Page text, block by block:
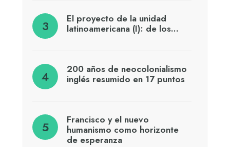
El proyecto de la unidad
latinoamericana (I): de los…
200 años de neocolonialismo
inglés resumido en 17 puntos
Francisco y el nuevo
humanismo como horizonte
de esperanza